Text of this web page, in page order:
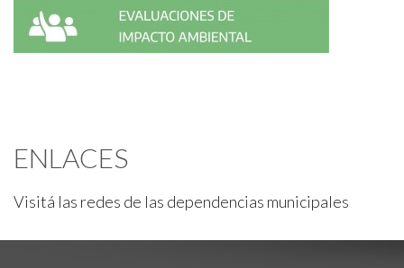
ENLACES
Visitá las redes de las dependencias municipales